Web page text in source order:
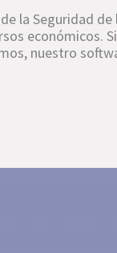
la Seguridad
económicos.
nuestro